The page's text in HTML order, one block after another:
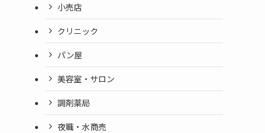
小売店
クリニック
パン屋
美容室・サロン
調剤薬局
夜職・水商売